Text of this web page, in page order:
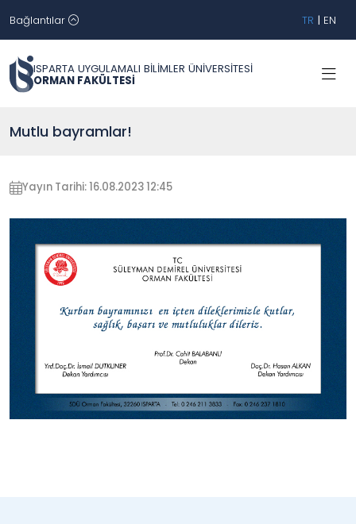
Bağlantılar TR | EN
ISPARTA UYGULAMALI BİLİMLER ÜNİVERSİTESİ
ORMAN FAKÜLTESİ
Mutlu bayramlar!
Yayın Tarihi: 16.08.2023 12:45